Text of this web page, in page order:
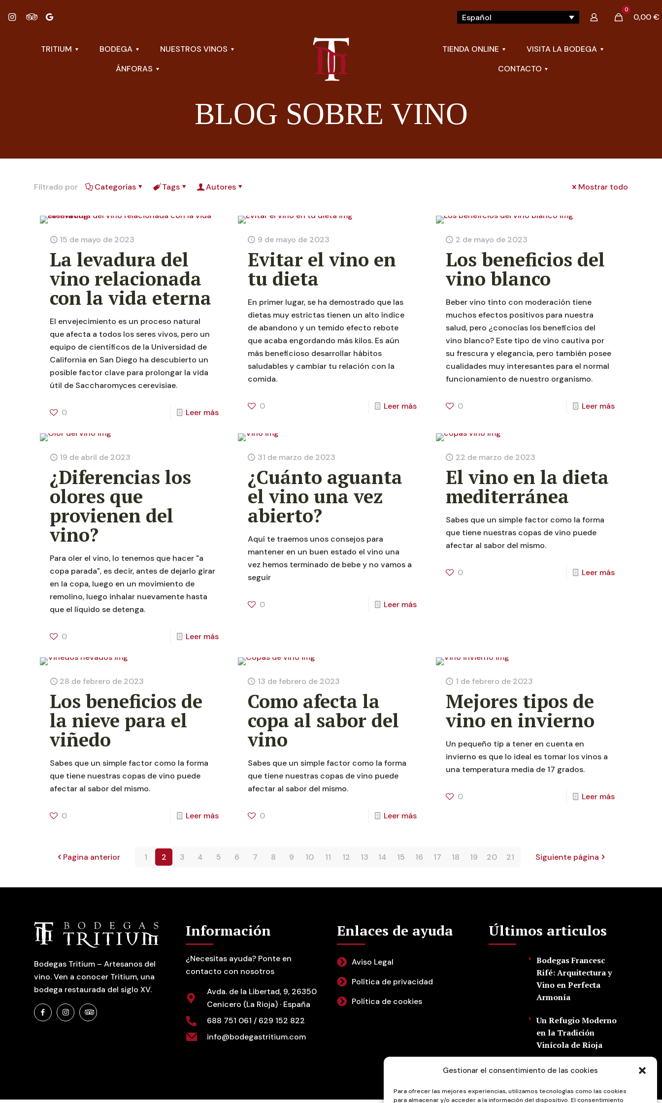
Gestionar el consentimiento de las cookies
Para ofrecer las mejores experiencias, utilizamos tecnologías como las cookies
para almacenar y/o acceder a la información del dispositivo. El consentimiento
Español
0
0,00 €
TRITIUM BODEGA
NUESTROS VINOS
ÁNFORAS
TIENDA ONLINE
VISITA LA BODEGA
CONTACTO
BLOG SOBRE VINO
Filtrado por Categorías Tags Autores Mostrar todo
15 de mayo de 2023
La levadura del
vino relacionada
con la vida eterna
El envejecimiento es un proceso natural
que afecta a todos los seres vivos, pero un
equipo de científicos de la Universidad de
California en San Diego ha descubierto un
posible factor clave para prolongar la vida
útil de Saccharomyces cerevisiae.
0 Leer más
9 de mayo de 2023
Evitar el vino en
tu dieta
En primer lugar, se ha demostrado que las
dietas muy estrictas tienen un alto índice
de abandono y un temido efecto rebote
que acaba engordando más kilos. Es aún
más beneficioso desarrollar hábitos
saludables y cambiar tu relación con la
comida.
0 Leer más
2 de mayo de 2023
Los beneficios del
vino blanco
Beber vino tinto con moderación tiene
muchos efectos positivos para nuestra
salud, pero ¿conocías los beneficios del
vino blanco? Este tipo de vino cautiva por
su frescura y elegancia, pero también posee
cualidades muy interesantes para el normal
funcionamiento de nuestro organismo.
0 Leer más
19 de abril de 2023
¿Diferencias los
olores que
provienen del
vino?
Para oler el vino, lo tenemos que hacer "a
copa parada", es decir, antes de dejarlo girar
en la copa, luego en un movimiento de
remolino, luego inhalar nuevamente hasta
que el líquido se detenga.
0 Leer más
31 de marzo de 2023
¿Cuánto aguanta
el vino una vez
abierto?
Aquí te traemos unos consejos para
mantener en un buen estado el vino una
vez hemos terminado de bebe y no vamos a
seguir
0 Leer más
22 de marzo de 2023
El vino en la dieta
mediterránea
Sabes que un simple factor como la forma
que tiene nuestras copas de vino puede
afectar al sabor del mismo.
0 Leer más
28 de febrero de 2023
Los beneficios de
la nieve para el
viñedo
Sabes que un simple factor como la forma
que tiene nuestras copas de vino puede
afectar al sabor del mismo.
0 Leer más
13 de febrero de 2023
Como afecta la
copa al sabor del
vino
Sabes que un simple factor como la forma
que tiene nuestras copas de vino puede
afectar al sabor del mismo.
0 Leer más
1 de febrero de 2023
Mejores tipos de
vino en invierno
Un pequeño tip a tener en cuenta en
invierno es que lo ideal es tomar los vinos a
una temperatura media de 17 grados.
0 Leer más
Pagina anterior 1 2 3 4 5 6 7 8 9 10 11 12 13 14 15 16 17 18 19 20 21 Siguiente página
Bodegas Tritium – Artesanos del
vino. Ven a conocer Tritium, una
bodega restaurada del siglo XV.
Información
¿Necesitas ayuda? Ponte en
contacto con nosotros
Avda. de la Libertad, 9, 26350
Cenicero (La Rioja) · España
688 751 061 / 629 152 822
info@bodegastritium.com
Enlaces de ayuda
Aviso Legal
Política de privacidad
Política de cookies
Últimos articulos
Bodegas Francesc
Rifé: Arquitectura y
Vino en Perfecta
Armonía
Un Refugio Moderno
en la Tradición
Vinícola de Rioja